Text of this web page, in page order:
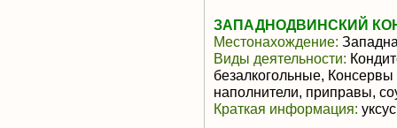
ЗАПАДНОДВИНСКИЙ
Местонахождение:
Виды деятельности:
безалкогольные,
наполнители, приправы,
Краткая информация: